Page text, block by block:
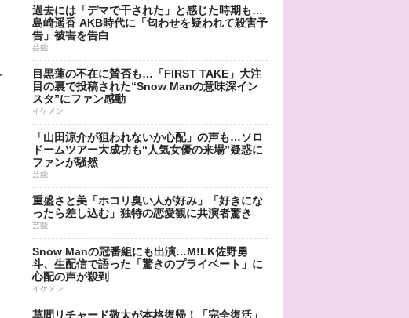
過去には「デマで干された」と感じた時期も…
島崎遥香 AKB時代に「匂わせを疑われて殺害予
告」被害を告白
芸能
目黒蓮の不在に賛否も…「FIRST TAKE」大注
目の裏で投稿された“Snow Manの意味深イン
スタ”にファン感動
イケメン
「山田涼介が狙われないか心配」の声も…ソロ
ドームツアー大成功も“人気女優の来場”疑惑に
ファンが騒然
芸能
重盛さと美「ホコリ臭い人が好み」「好きにな
ったら差し込む」独特の恋愛観に共演者驚き
芸能
Snow Manの冠番組にも出演…M!LK佐野勇
斗、生配信で語った「驚きのプライベート」に
心配の声が殺到
イケメン
草間リチャード敬太が本格復帰！「完全復活」